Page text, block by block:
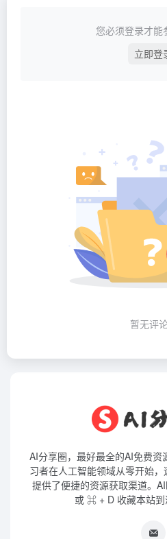
您必须登录才能
立即登
暂无评
AI分享圈，最好最全的AI免费
习者在人工智能领域从零开始
提供了便捷的资源获取渠道。
或 ⌘ + D 收藏本站